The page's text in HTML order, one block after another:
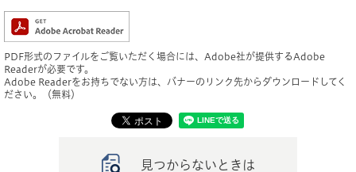
PDF形式のファイルをご覧いただく場合には、Adobe社が提供するAdobe
Readerが必要です。
Adobe Readerをお持ちでない方は、バナーのリンク先からダウンロードしてく
ださい。（無料）
見つからないときは